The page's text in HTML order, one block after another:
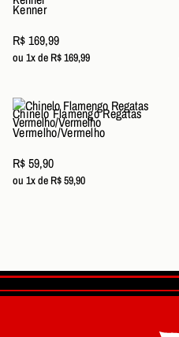
Kenner
R$ 169,99
ou 1x de R$ 169,99
Chinelo Flamengo Regatas
Vermelho/Vermelho
R$ 59,90
ou 1x de R$ 59,90